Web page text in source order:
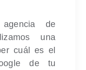
de
una
cuál es el
de tu